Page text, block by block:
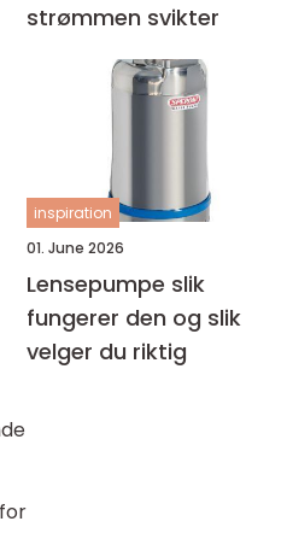
strømmen svikter
inspiration
01. June 2026
Lensepumpe slik
fungerer den og slik
velger du riktig